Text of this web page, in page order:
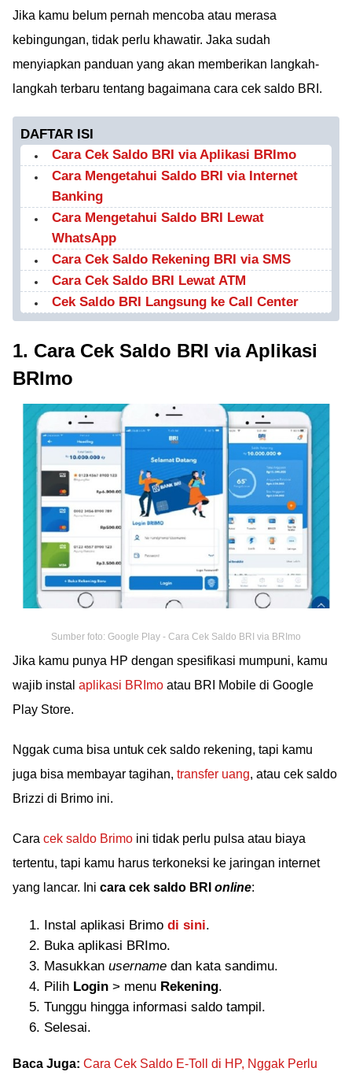
Jika kamu belum pernah mencoba atau merasa
kebingungan, tidak perlu khawatir. Jaka sudah
menyiapkan panduan yang akan memberikan langkah-
langkah terbaru tentang bagaimana cara cek saldo BRI.
DAFTAR ISI
Cara Cek Saldo BRI via Aplikasi BRImo
Cara Mengetahui Saldo BRI via Internet
Banking
Cara Mengetahui Saldo BRI Lewat
WhatsApp
Cara Cek Saldo Rekening BRI via SMS
Cara Cek Saldo BRI Lewat ATM
Cek Saldo BRI Langsung ke Call Center
1. Cara Cek Saldo BRI via Aplikasi
BRImo
Sumber foto: Google Play - Cara Cek Saldo BRI via BRImo
Jika kamu punya HP dengan spesifikasi mumpuni, kamu
wajib instal aplikasi BRImo atau BRI Mobile di Google
Play Store.
Nggak cuma bisa untuk cek saldo rekening, tapi kamu
juga bisa membayar tagihan, transfer uang, atau cek saldo
Brizzi di Brimo ini.
Cara cek saldo Brimo ini tidak perlu pulsa atau biaya
tertentu, tapi kamu harus terkoneksi ke jaringan internet
yang lancar. Ini cara cek saldo BRI online:
Instal aplikasi Brimo di sini.
Buka aplikasi BRImo.
Masukkan username dan kata sandimu.
Pilih Login > menu Rekening.
Tunggu hingga informasi saldo tampil.
Selesai.
Baca Juga: Cara Cek Saldo E-Toll di HP, Nggak Perlu